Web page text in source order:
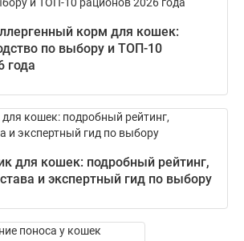
корм для кошек:
по выбору и ТОП-10
года
для кошек: подробный рейтинг,
и экспертный гид по выбору